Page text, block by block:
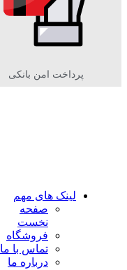
پرداخت امن بانکی​
لینک های مهم
صفحه
نخست
فروشگاه
تماس با ما
درباره ما